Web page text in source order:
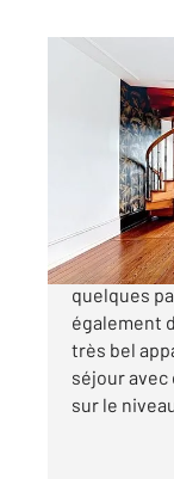
104,23 m2,
Ref : 30704
A
quelques
également
très bel
séjour avec
sur le niveau